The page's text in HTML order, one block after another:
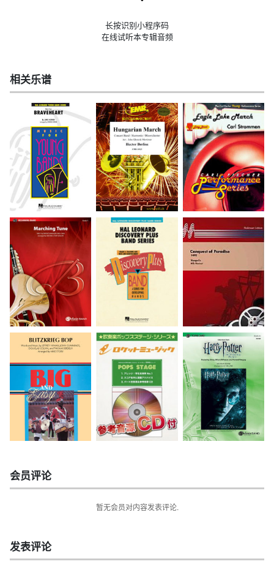
长按识别小程序码
在线试听本专辑音频
相关乐谱
会员评论
暂无会员对内容发表评论.
发表评论